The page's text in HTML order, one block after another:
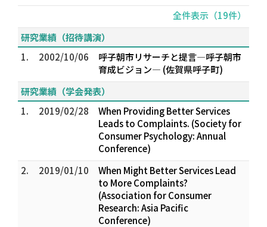
全件表示（19件）
研究業績（招待講演）
1.
2002/10/06
呼子朝市リサーチと提言―呼子朝市
育成ビジョン― (佐賀県呼子町)
研究業績（学会発表）
1.
2019/02/28
When Providing Better Services
Leads to Complaints. (Society for
Consumer Psychology: Annual
Conference)
2.
2019/01/10
When Might Better Services Lead
to More Complaints?
(Association for Consumer
Research: Asia Pacific
Conference)